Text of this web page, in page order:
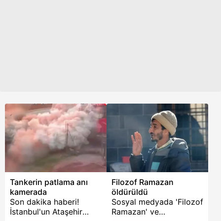
Tankerin patlama anı
kamerada
Son dakika haberi!
İstanbul'un Ataşehir
Filozof Ramazan
öldürüldü
Sosyal medyada 'Filozof
Ramazan' ve